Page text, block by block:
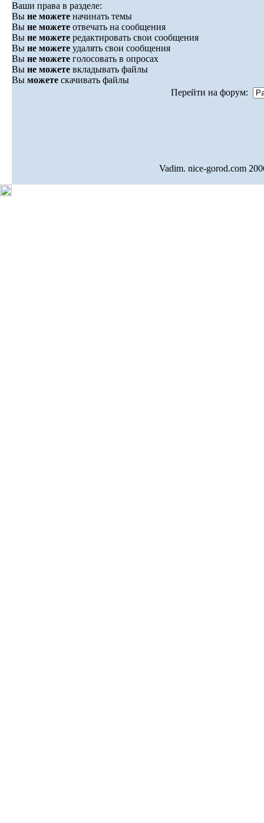
Ваши права в разделе:
Вы не можете начинать темы
Вы не можете отвечать на сообщения
Вы не можете редактировать свои сообщения
Вы не можете удалять свои сообщения
Вы не можете голосовать в опросах
Вы не можете вкладывать файлы
Вы можете скачивать файлы
Перейти на форум:
Vadim. nice-gorod.com